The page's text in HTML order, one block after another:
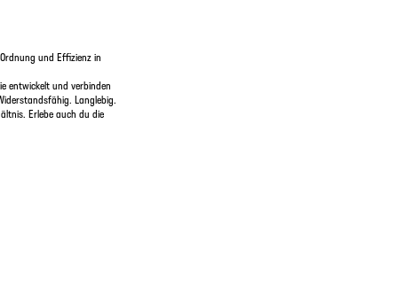
und Effizienz in
entwickelt und verbinden
Langlebig.
Erlebe auch du die